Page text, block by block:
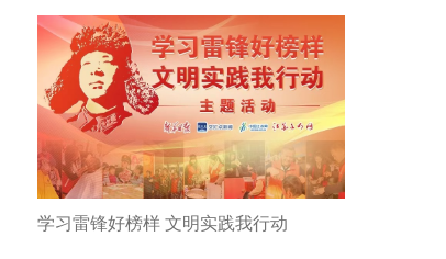
学习雷锋好榜样 文明实践我行动